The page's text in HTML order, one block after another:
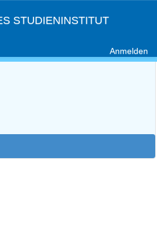
STUDIENINSTITUT
Anmelden